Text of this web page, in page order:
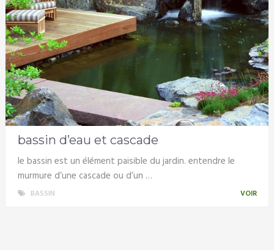
bassin d’eau et cascade
le bassin est un élément paisible du jardin. entendre le
murmure d’une cascade ou d’un …
BASSIN VOIR